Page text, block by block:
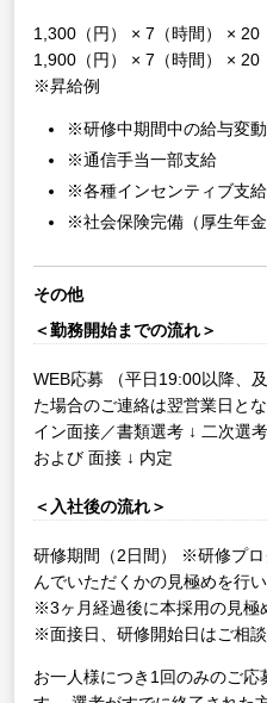
1,300（円） × 7（時間） × 20
1,900（円） × 7（時間） ×
※昇給例
※研修中期間中の給与変
※通信手当一部支給
※各種インセンティブ支給
※社会保険完備（厚生年金
その他
＜勤務開始までの流れ＞
WEB応募 （平日19:00以降、
た場合のご連絡は翌営業日とな
イン面接／書類選考 ↓ 二次選
および 面接 ↓ 内定
＜入社後の流れ＞
研修期間（2日間）
※研修プロ
んでいただくかの見極めを行
※3ヶ月経過後に本採用の見極
※面接日、研修開始日はご相
お一人様につき1回のみのご応